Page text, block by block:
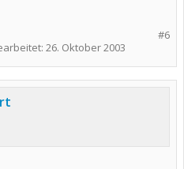
#6
26. Oktober 2003